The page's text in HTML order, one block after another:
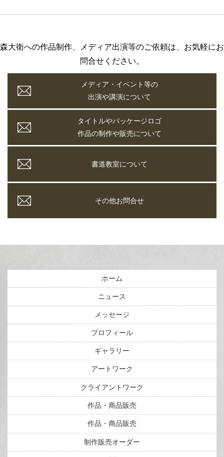
森大衛への作品制作、メディア出演等のご依頼は、お気軽にお
問合せください。
メディア・イベント等の
出演や講演について
タイトルやパッケージロゴ
作品の制作や販売について
書道教室について
その他お問合せ
ホーム
ニュース
メッセージ
プロフィール
ギャラリー
アートワーク
クライアントワーク
作品・商品販売
作品・商品販売
制作販売オーダー